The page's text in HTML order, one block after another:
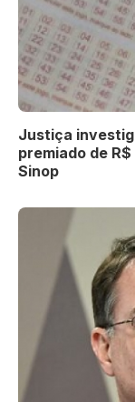
Justiça
premiado de
Sinop